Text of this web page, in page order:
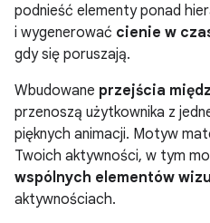
podnieść elementy ponad
i wygenerować cienie w
gdy się poruszają.
Wbudowane przejścia
przenoszą użytkownika z
pięknych animacji. Motyw
Twoich aktywności, w tym
wspólnych elementów
aktywnościach.